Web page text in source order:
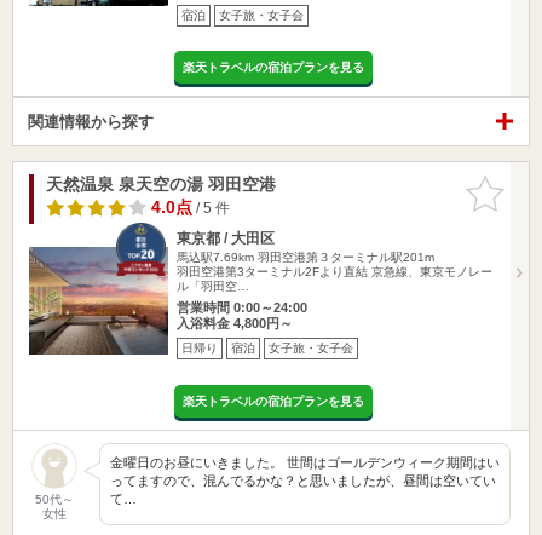
宿泊 女子旅・女子会
楽天トラベルの宿泊プランを見る
関連情報から探す
お気に入
りに追加
天然温泉 泉天空の湯 羽田空港
4.0点/ 5 件
東京都 / 大田区
馬込駅7.69km 羽田空港第３ターミナル駅201m
羽田空港第3ターミナル2Fより直結 京急線、東京モノレー
ル「羽田空…
営業時間 0:00～24:00
入浴料金 4,800円～
日帰り 宿泊 女子旅・女子会
楽天トラベルの宿泊プランを見る
50代～
女性
金曜日のお昼にいきました。 世間はゴールデンウィーク期間はい
ってますので、混んでるかな？と思いましたが、昼間は空いてい
て…